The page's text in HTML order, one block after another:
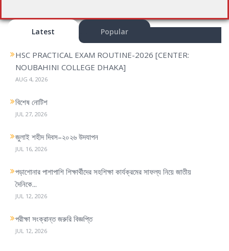
t
a
v
i
a
t
o
n
Latest Popular
HSC PRACTICAL EXAM ROUTINE-2026 [CENTER:
NOUBAHINI COLLEGE DHAKA]
AUG 4, 2026
বিশেষ নোটিশ
JUL 27, 2026
জুলাই শহীদ দিবস–২০২৬ উদযাপন
JUL 16, 2026
পড়াশোনার পাশাপাশি শিক্ষার্থীদের সহশিক্ষা কার্যক্রমের সাফল্য নিয়ে জাতীয়
দৈনিকে...
JUL 12, 2026
পরীক্ষা সংক্রান্ত জরুরি বিজ্ঞপ্তি
JUL 12, 2026